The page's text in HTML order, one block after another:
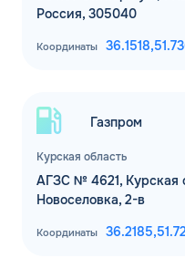
Россия, 305040
Координаты 36.1518,
Курская область
Газпром
АГЗС № 4621, Курская
Новоселовка, 2-в
Координаты 36.2185,